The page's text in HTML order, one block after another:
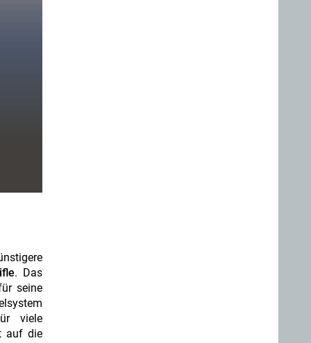
. Das
seine
viele
auf die